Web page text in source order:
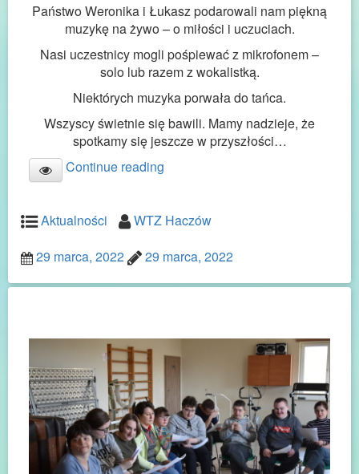
Państwo Weronika i Łukasz podarowali nam piękną
muzykę na żywo – o miłości i uczuciach.
Nasi uczestnicy mogli pośpiewać z mikrofonem –
solo lub razem z wokalistką.
Niektórych muzyka porwała do tańca.
Wszyscy świetnie się bawili. Mamy nadzieje, że
spotkamy się jeszcze w przyszłości…
Continue reading
Aktualności
WTZ Haczów
29 marca, 2022
29 marca, 2022